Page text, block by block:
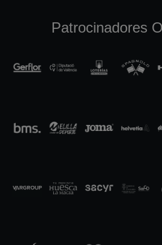
Patrocinadores